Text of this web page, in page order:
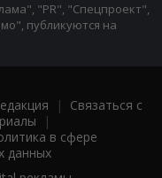
"PR", "Спецпроект",
публикуются на
| Связаться с
|
в сфере
данных